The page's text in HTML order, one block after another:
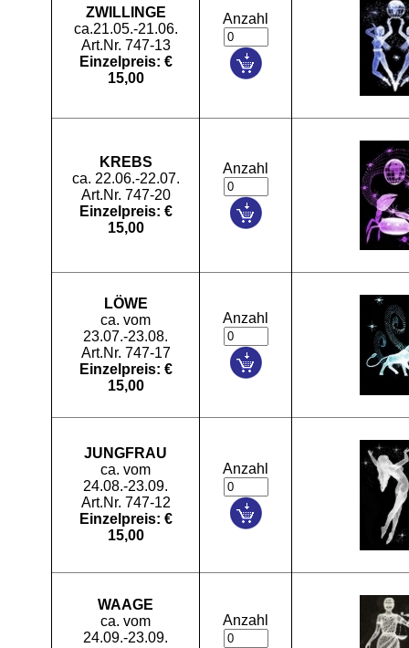
ZWILLINGE
ca.21.05.-21.06.
Art.Nr. 747-13
Einzelpreis: €
15,00
Anzahl
KREBS
ca. 22.06.-22.07.
Art.Nr. 747-20
Einzelpreis: €
15,00
Anzahl
LÖWE
ca. vom
23.07.-23.08.
Art.Nr. 747-17
Einzelpreis: €
15,00
Anzahl
JUNGFRAU
ca. vom
24.08.-23.09.
Art.Nr. 747-12
Einzelpreis: €
15,00
Anzahl
WAAGE
ca. vom
24.09.-23.09.
Anzahl